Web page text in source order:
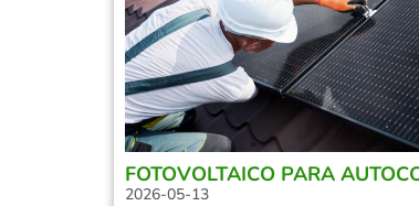
FOTOVOLTAICO PARA
2026-05-13